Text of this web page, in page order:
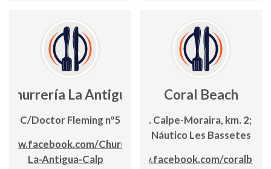
Churrería La Antigua
C/Doctor Fleming nº5
www.facebook.com/Churreria-
La-Antigua-Calp
Coral Beach
Ctra. Calpe-Moraira, km. 2;
Náutico Les Bassetes
www.facebook.com/